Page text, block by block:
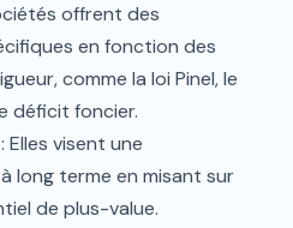
offrent des
en fonction des
comme la loi Pinel, le
déficit foncier.
: Elles visent une
long terme en misant sur
de plus-value.